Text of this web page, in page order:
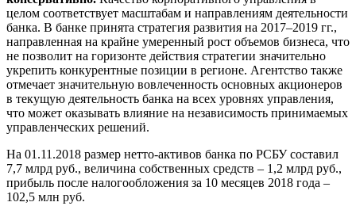
целом соответствует масштабам и направлениям деятельности
банка. В банке принята стратегия развития на 2017–2019 гг.,
направленная на крайне умеренный рост объемов бизнеса, что
не позволит на горизонте действия стратегии значительно
укрепить конкурентные позиции в регионе. Агентство также
отмечает значительную вовлеченность основных акционеров
в текущую деятельность банка на всех уровнях управления,
что может оказывать влияние на независимость принимаемых
управленческих решений.
На 01.11.2018 размер нетто-активов банка по РСБУ составил
7,7 млрд руб., величина собственных средств – 1,2 млрд руб.,
прибыль после налогообложения за 10 месяцев 2018 года –
102,5 млн руб.